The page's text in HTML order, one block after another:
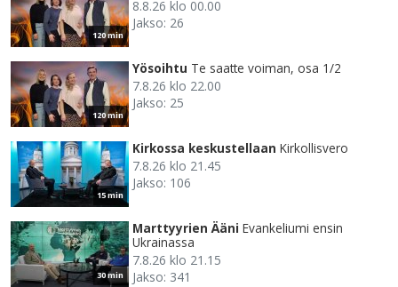
120 min
8.8.26 klo 00.00
Jakso: 26
120 min
Yösoihtu Te saatte voiman, osa 1/2
7.8.26 klo 22.00
Jakso: 25
15 min
Kirkossa keskustellaan Kirkollisvero
7.8.26 klo 21.45
Jakso: 106
30 min
Marttyyrien Ääni Evankeliumi ensin
Ukrainassa
7.8.26 klo 21.15
Jakso: 341